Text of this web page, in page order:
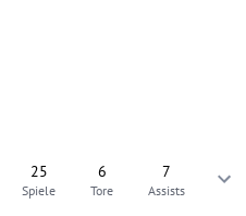
25
Spiele
6
Tore
7
Assists